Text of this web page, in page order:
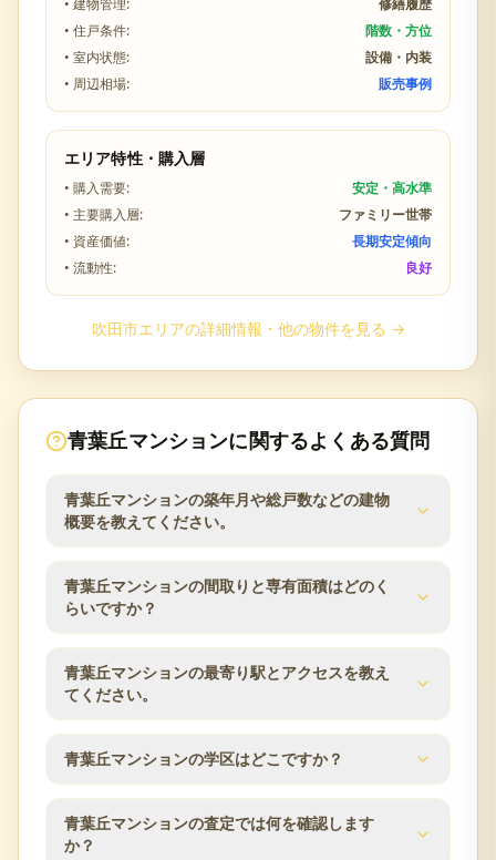
• 建物管理:
修繕履歴
• 住戸条件:
階数・方位
• 室内状態:
設備・内装
• 周辺相場:
販売事例
エリア特性・購入層
• 購入需要:
安定・高水準
• 主要購入層:
ファミリー世帯
• 資産価値:
長期安定傾向
• 流動性:
良好
吹田市エリアの詳細情報・他の物件を見る →
青葉丘マンションに関するよくある質問
青葉丘マンションの築年月や総戸数などの建物
概要を教えてください。
青葉丘マンションの建物概要は次のとおりです。築
年月は1980年9月、総戸数は178戸、建物は地下1階
土地権利は所有権です。分譲会社は小林住宅産業、
施工会社は奥村組、管理会社は大和ライフネクス
ト、管理方式は日勤です。査定時にはこれらの建物
条件と管理状況を確認します。
青葉丘マンションの間取りと専有面積はどのく
らいですか？
青葉丘マンションの分譲時の公表値では、専有面積
は64.40m²〜97.52m²です。同じマンション内でも住
戸の条件をもとに査定します。
青葉丘マンションの最寄り駅とアクセスを教え
てください。
青葉丘マンションの交通アクセスは大阪モノレール
本線／宇野辺駅 徒歩8分 JR東海道本線／茨木駅 徒歩
20分 JR東海道本線／茨木駅 バス5分です。所在地は
大阪府吹田市青葉丘北21-1です。駅からの距離や利
用できる路線は、マンション売却時の検討条件とし
青葉丘マンションの学区はどこですか？
分譲時の公表情報では、小学校区は東山田小学校、
中学校区は千里丘中学校です。学区は自治体の区域
青葉丘マンションの査定では何を確認します
か？